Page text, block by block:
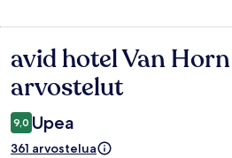
Arvostelut
avid hotel Van
arvostelut
9,0 Upea
361 arvostelua